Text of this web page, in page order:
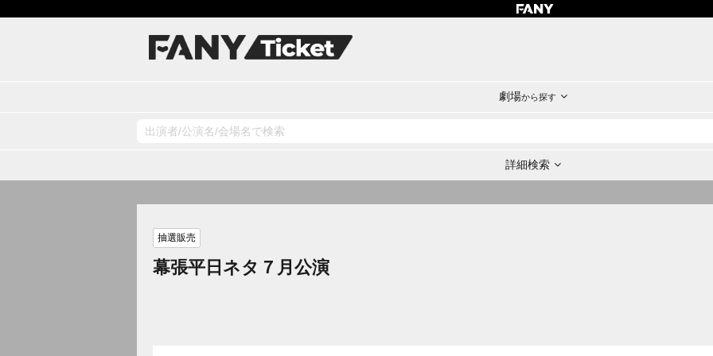
劇場から探す
詳細検索
抽選販売
幕張平日ネタ７月公演